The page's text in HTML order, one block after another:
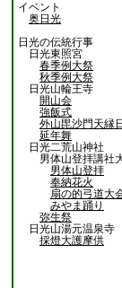
イベント
奥日光
日光の伝統行事
日光東照宮
春季例大祭
秋季例大祭
日光山輪王寺
開山会
強飯式
外山毘沙門天縁日
延年舞
日光二荒山神社
男体山登拝講社
男体山登拝
奉納花火
扇の的弓道大
みやま踊り
弥生祭
日光山湯元温泉寺
採燈大護摩供